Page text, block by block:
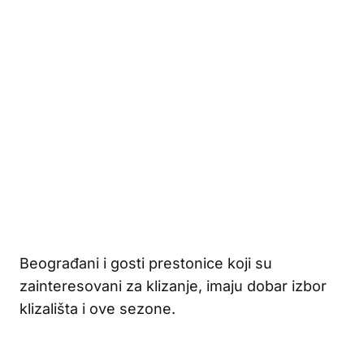
Beograđani i gosti prestonice koji su
zainteresovani za klizanje, imaju dobar izbor
klizališta i ove sezone.